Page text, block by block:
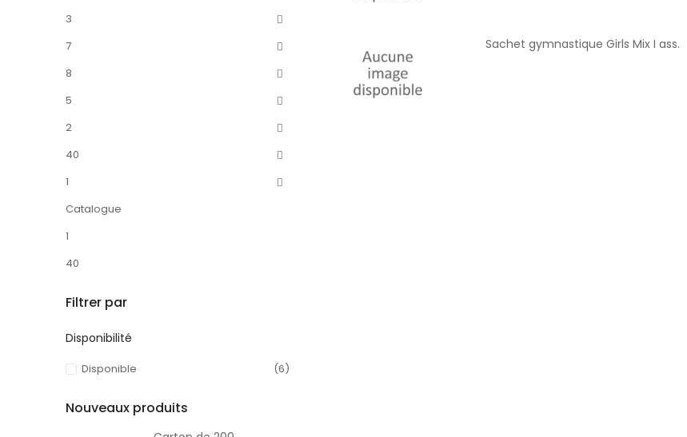
3
7
8
5
2
40
1
Catalogue
1
40
Filtrer par
Disponibilité
Disponible (6)
Nouveaux produits
Sachet gymnastique Girls Mix I ass.